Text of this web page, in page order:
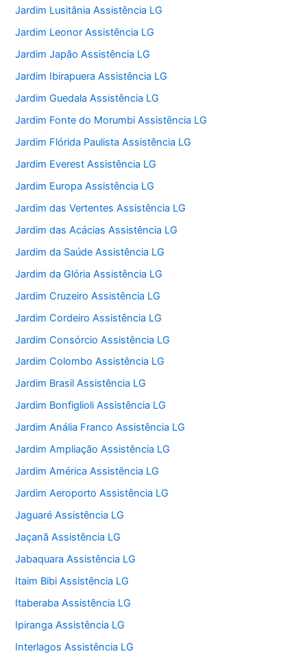
Jardim Lusitânia Assistência LG
Jardim Leonor Assistência LG
Jardim Japão Assistência LG
Jardim Ibirapuera Assistência LG
Jardim Guedala Assistência LG
Jardim Fonte do Morumbi Assistência LG
Jardim Flórida Paulista Assistência LG
Jardim Everest Assistência LG
Jardim Europa Assistência LG
Jardim das Vertentes Assistência LG
Jardim das Acácias Assistência LG
Jardim da Saúde Assistência LG
Jardim da Glória Assistência LG
Jardim Cruzeiro Assistência LG
Jardim Cordeiro Assistência LG
Jardim Consórcio Assistência LG
Jardim Colombo Assistência LG
Jardim Brasil Assistência LG
Jardim Bonfiglioli Assistência LG
Jardim Anália Franco Assistência LG
Jardim Ampliação Assistência LG
Jardim América Assistência LG
Jardim Aeroporto Assistência LG
Jaguaré Assistência LG
Jaçanã Assistência LG
Jabaquara Assistência LG
Itaim Bibi Assistência LG
Itaberaba Assistência LG
Ipiranga Assistência LG
Interlagos Assistência LG